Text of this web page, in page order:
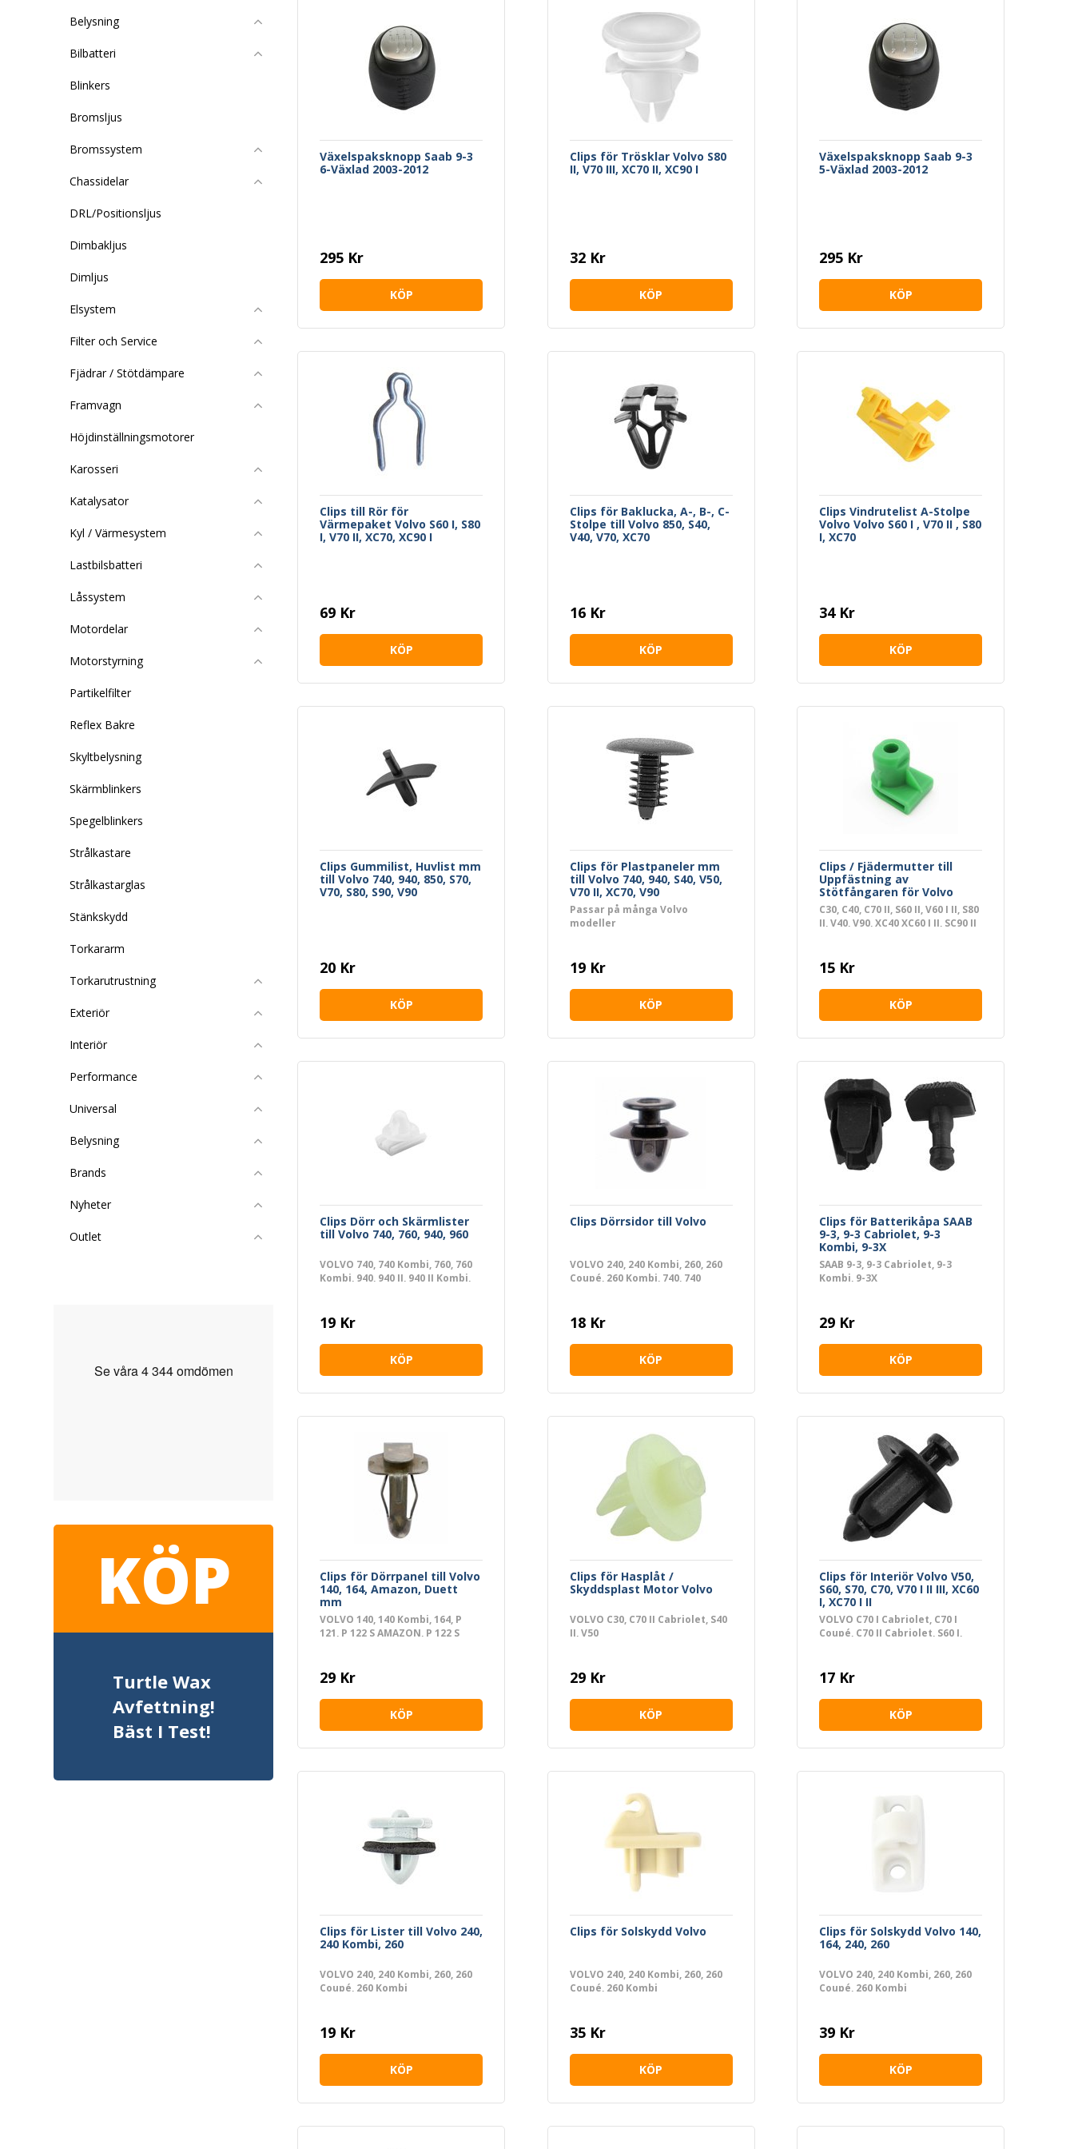
Belysning
Bilbatteri
Blinkers
Bromsljus
Bromssystem
Chassidelar
DRL/Positionsljus
Dimbakljus
Dimljus
Elsystem
Filter och Service
Fjädrar / Stötdämpare
Framvagn
Höjdinställningsmotorer
Karosseri
Katalysator
Kyl / Värmesystem
Lastbilsbatteri
Låssystem
Motordelar
Motorstyrning
Partikelfilter
Reflex Bakre
Skyltbelysning
Skärmblinkers
Spegelblinkers
Strålkastare
Strålkastarglas
Stänkskydd
Torkararm
Torkarutrustning
Exteriör
Interiör
Performance
Universal
Belysning
Brands
Nyheter
Outlet
KÖP
Turtle Wax
Avfettning!
Bäst I Test!
Växelspaksknopp Saab 9-3
6-Växlad 2003-2012
295 Kr
KÖP
Clips för Trösklar Volvo S80
II, V70 III, XC70 II, XC90 I
32 Kr
KÖP
Växelspaksknopp Saab 9-3
5-Växlad 2003-2012
295 Kr
KÖP
Clips till Rör för
Värmepaket Volvo S60 I, S80
I, V70 II, XC70, XC90 I
69 Kr
KÖP
Clips för Baklucka, A-, B-, C-
Stolpe till Volvo 850, S40,
V40, V70, XC70
16 Kr
KÖP
Clips Vindrutelist A-Stolpe
Volvo Volvo S60 I , V70 II , S80
I, XC70
34 Kr
KÖP
Clips Gummilist, Huvlist mm
till Volvo 740, 940, 850, S70,
V70, S80, S90, V90
20 Kr
KÖP
Clips för Plastpaneler mm
till Volvo 740, 940, S40, V50,
V70 II, XC70, V90
Passar på många Volvo
modeller
19 Kr
KÖP
Clips / Fjädermutter till
Uppfästning av
Stötfångaren för Volvo
C30, C40, C70 II, S60 II, V60 I II, S80
II, V40, V90, XC40 XC60 I II, SC90 II
15 Kr
KÖP
Clips Dörr och Skärmlister
till Volvo 740, 760, 940, 960
VOLVO 740, 740 Kombi, 760, 760
Kombi, 940, 940 II, 940 II Kombi,
19 Kr
KÖP
Clips Dörrsidor till Volvo
VOLVO 240, 240 Kombi, 260, 260
Coupé, 260 Kombi, 740, 740
960 II, 960 II Kombi, 960 Kombi
18 Kr
KÖP
Clips för Batterikåpa SAAB
9-3, 9-3 Cabriolet, 9-3
Kombi, 9-3X
SAAB 9-3, 9-3 Cabriolet, 9-3
Kombi, 9-3X
29 Kr
KÖP
Clips för Dörrpanel till Volvo
140, 164, Amazon, Duett
mm
VOLVO 140, 140 Kombi, 164, P
121, P 122 S AMAZON, P 122 S
Sedan, PV 445 DUETT, PV 544
29 Kr
KÖP
Clips för Hasplåt /
Skyddsplast Motor Volvo
VOLVO C30, C70 II Cabriolet, S40
II, V50
29 Kr
KÖP
Clips för Interiör Volvo V50,
S60, S70, C70, V70 I II III, XC60
I, XC70 I II
VOLVO C70 I Cabriolet, C70 I
Coupé, C70 II Cabriolet, S60 I,
Country, XC70 II
17 Kr
KÖP
Clips för Lister till Volvo 240,
240 Kombi, 260
VOLVO 240, 240 Kombi, 260, 260
Coupé, 260 Kombi
19 Kr
KÖP
Clips för Solskydd Volvo
VOLVO 240, 240 Kombi, 260, 260
Coupé, 260 Kombi
35 Kr
KÖP
Clips för Solskydd Volvo 140,
164, 240, 260
VOLVO 240, 240 Kombi, 260, 260
Coupé, 260 Kombi
39 Kr
KÖP